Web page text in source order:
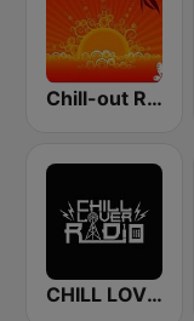
Chill-out Radio
CHILL LOVER RADIO